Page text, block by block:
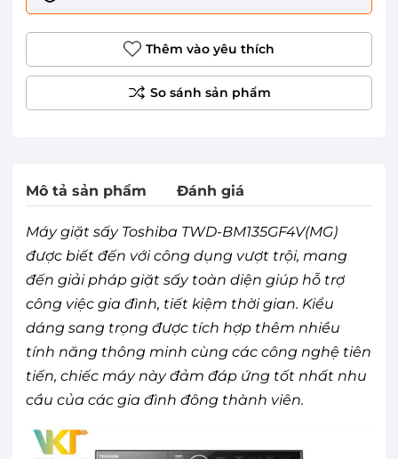
Thêm vào yêu thích
Mô tả sản phẩm Đánh giá
Máy giặt sấy Toshiba TWD-BM135GF4V(MG)
được biết đến với công dụng vượt trội, mang
đến giải pháp giặt sấy toàn diện giúp hỗ trợ
công việc gia đình, tiết kiệm thời gian. Kiểu
dáng sang trọng được tích hợp thêm nhiều
tính năng thông minh cùng các công nghệ tiên
tiến, chiếc máy này đảm đáp ứng tốt nhất nhu
cầu của các gia đình đông thành viên.